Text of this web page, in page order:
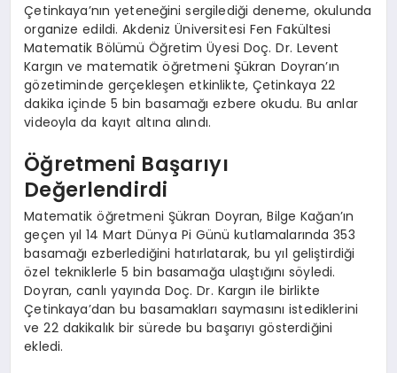
Çetinkaya’nın yeteneğini sergilediği deneme, okulunda
organize edildi. Akdeniz Üniversitesi Fen Fakültesi
Matematik Bölümü Öğretim Üyesi Doç. Dr. Levent
Kargın ve matematik öğretmeni Şükran Doyran’ın
gözetiminde gerçekleşen etkinlikte, Çetinkaya 22
dakika içinde 5 bin basamağı ezbere okudu. Bu anlar
videoyla da kayıt altına alındı.
Öğretmeni Başarıyı
Değerlendirdi
Matematik öğretmeni Şükran Doyran, Bilge Kağan’ın
geçen yıl 14 Mart Dünya Pi Günü kutlamalarında 353
basamağı ezberlediğini hatırlatarak, bu yıl geliştirdiği
özel tekniklerle 5 bin basamağa ulaştığını söyledi.
Doyran, canlı yayında Doç. Dr. Kargın ile birlikte
Çetinkaya’dan bu basamakları saymasını istediklerini
ve 22 dakikalık bir sürede bu başarıyı gösterdiğini
ekledi.